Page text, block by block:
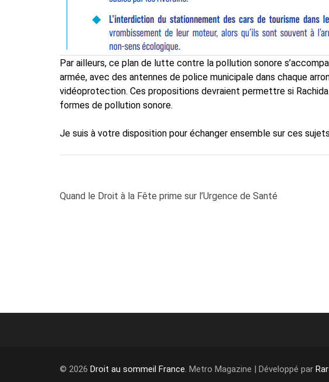
Par ailleurs, ce plan de lutte contre la pollution sonore
armée, avec des antennes de police municipale dans chaque
vidéoprotection. Ces propositions devraient permettre si
formes de pollution sonore.
Je suis à votre disposition pour échanger ensemble sur ces
Navigation
Quand le Droit à la Fête prime sur l’Urgence de Santé
© 2026 Droit au sommeil France. Metro Magazine | Développé par